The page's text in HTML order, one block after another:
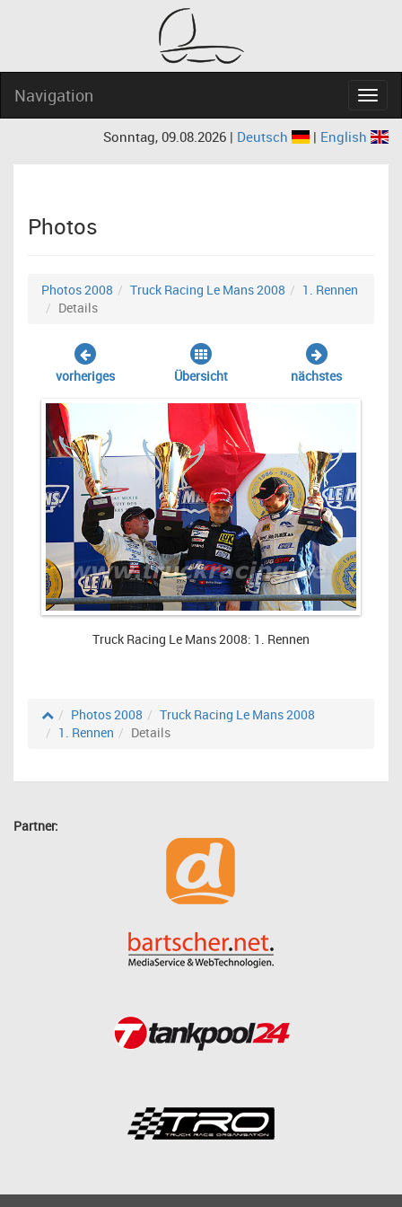
Navigation
Sonntag, 09.08.2026 | Deutsch | English
Photos
Photos 2008 Truck Racing Le Mans 2008
1. Rennen
Details
vorheriges Übersicht nächstes
Truck Racing Le Mans 2008: 1. Rennen
Photos 2008
Truck Racing Le Mans 2008
1. Rennen
Details
Partner: